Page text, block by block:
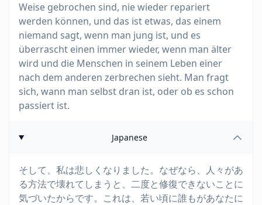
Weise gebrochen sind, nie wieder repariert
werden können, und das ist etwas, das einem
niemand sagt, wenn man jung ist, und es
überrascht einen immer wieder, wenn man älter
wird und die Menschen in seinem Leben einer
nach dem anderen zerbrechen sieht. Man fragt
sich, wann man selbst dran ist, oder ob es schon
passiert ist.
Japanese
そして、私は悲しくなりました。なぜなら、人々があ
る方法で壊れてしまうと、二度と修復できないことに
気づいたからです。これは、若い頃に誰もがあなたに